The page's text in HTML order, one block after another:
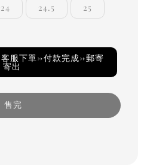
24 24.5 25
服下單→付款完成→郵寄
寄出
售完